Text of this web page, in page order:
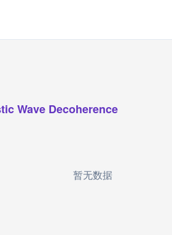
Wave Decoherence
暂无数据